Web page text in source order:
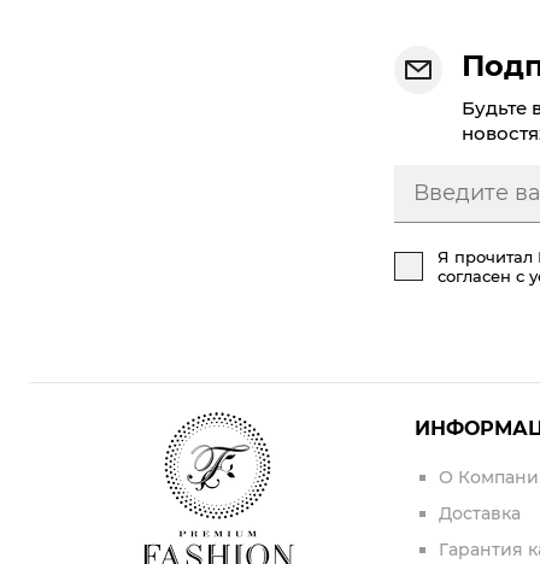
Будьте
Я прочитал
согласен с
О
Доставка
Гарантия